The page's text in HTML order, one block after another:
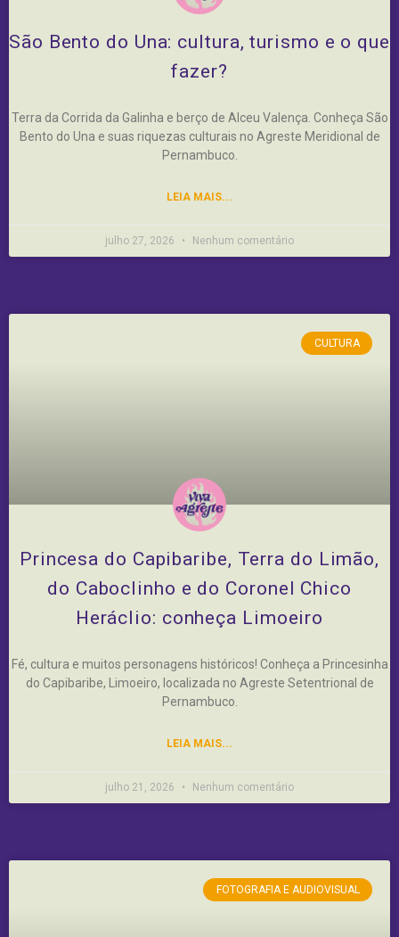
São Bento do Una: cultura, turismo e o que
fazer?
Terra da Corrida da Galinha e berço de Alceu Valença. Conheça São
Bento do Una e suas riquezas culturais no Agreste Meridional de
Pernambuco.
LEIA MAIS...
julho 27, 2026 Nenhum comentário
CULTURA
Princesa do Capibaribe, Terra do Limão,
do Caboclinho e do Coronel Chico
Heráclio: conheça Limoeiro
Fé, cultura e muitos personagens históricos! Conheça a Princesinha
do Capibaribe, Limoeiro, localizada no Agreste Setentrional de
Pernambuco.
LEIA MAIS...
julho 21, 2026 Nenhum comentário
FOTOGRAFIA E AUDIOVISUAL